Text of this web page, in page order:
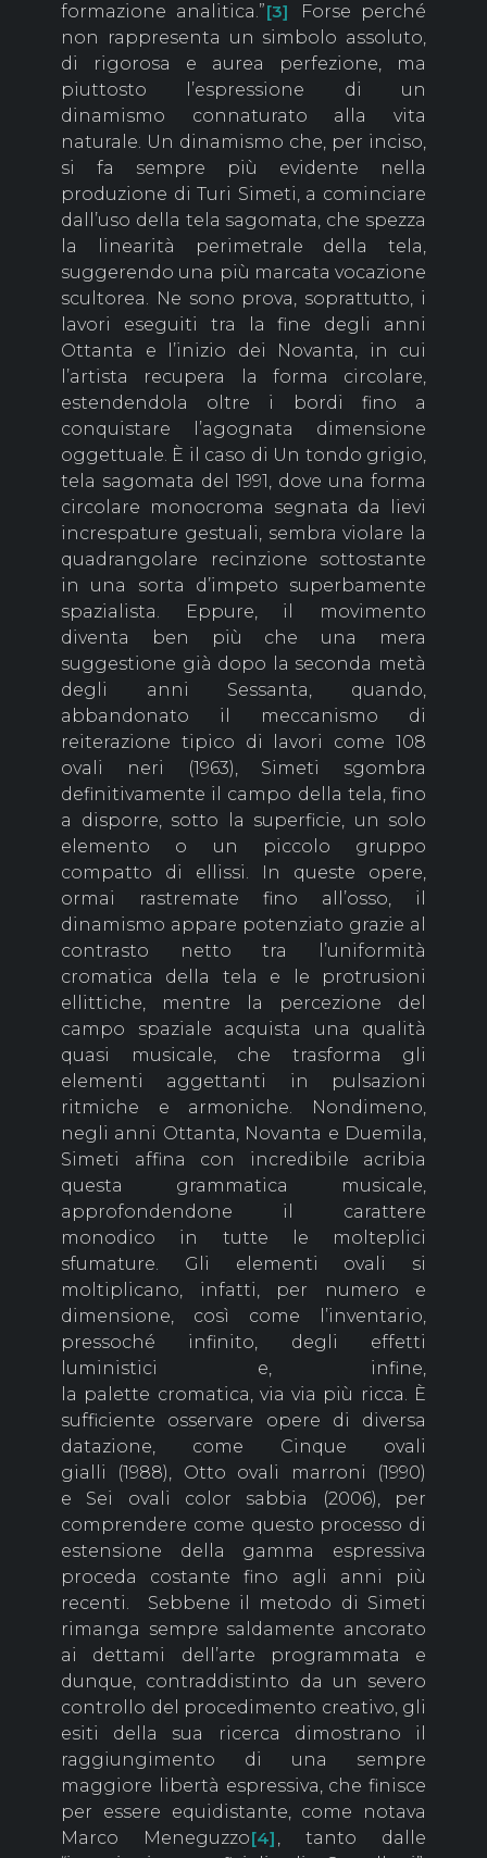
formazione analitica.”[3]
Forse perché
non rappresenta un simbolo assoluto,
di rigorosa e aurea perfezione, ma
piuttosto l’espressione di un
dinamismo connaturato alla vita
naturale. Un dinamismo che, per inciso,
si fa sempre più evidente nella
produzione di Turi Simeti, a cominciare
dall’uso della tela sagomata, che spezza
la linearità perimetrale della tela,
suggerendo una più marcata vocazione
scultorea. Ne sono prova, soprattutto, i
lavori eseguiti tra la fine degli anni
Ottanta e l’inizio dei Novanta, in cui
l’artista recupera la forma circolare,
estendendola oltre i bordi fino a
conquistare l’agognata dimensione
oggettuale. È il caso di Un tondo grigio,
tela sagomata del 1991, dove una forma
circolare monocroma segnata da lievi
increspature gestuali, sembra violare la
quadrangolare recinzione sottostante
in una sorta d’impeto superbamente
spazialista. Eppure, il movimento
diventa ben più che una mera
suggestione già dopo la seconda metà
degli anni Sessanta, quando,
abbandonato il meccanismo di
reiterazione tipico di lavori come 108
ovali neri (1963), Simeti sgombra
definitivamente il campo della tela, fino
a disporre, sotto la superficie, un solo
elemento o un piccolo gruppo
compatto di ellissi. In queste opere,
ormai rastremate fino all’osso, il
dinamismo appare potenziato grazie al
contrasto netto tra l’uniformità
cromatica della tela e le protrusioni
ellittiche, mentre la percezione del
campo spaziale acquista una qualità
quasi musicale, che trasforma gli
elementi aggettanti in pulsazioni
ritmiche e armoniche. Nondimeno,
negli anni Ottanta, Novanta e Duemila,
Simeti affina con incredibile acribia
questa grammatica musicale,
approfondendone il carattere
monodico in tutte le molteplici
sfumature. Gli elementi ovali si
moltiplicano, infatti, per numero e
dimensione, così come l’inventario,
pressoché infinito, degli effetti
luministici e, infine,
la palette cromatica, via via più ricca. È
sufficiente osservare opere di diversa
datazione, come Cinque ovali
gialli (1988), Otto ovali marroni (1990)
e Sei ovali color sabbia (2006), per
comprendere come questo processo di
estensione della gamma espressiva
proceda costante fino agli anni più
recenti. Sebbene il metodo di Simeti
rimanga sempre saldamente ancorato
ai dettami dell’arte programmata e
dunque, contraddistinto da un severo
controllo del procedimento creativo, gli
esiti della sua ricerca dimostrano il
raggiungimento di una sempre
maggiore libertà espressiva, che finisce
per essere equidistante, come notava
Marco Meneguzzo[4] , tanto dalle